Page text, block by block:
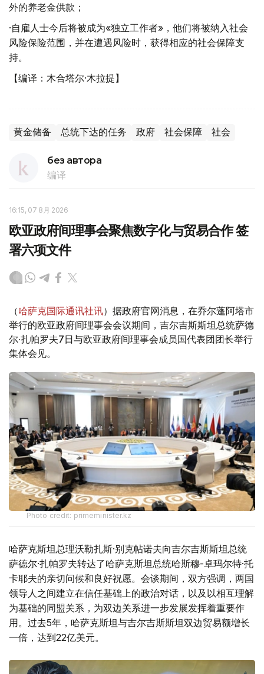
外的养老金供款；
·自雇人士今后将被成为«独立工作者»，他们将被纳入社会
风险保险范围，并在遭遇风险时，获得相应的社会保障支
持。
【编译：木合塔尔·木拉提】
黄金储备 总统下达的任务 政府 社会保障 社会
без автора
编译
16:15, 07 8月 2026
欧亚政府间理事会聚焦数字化与贸易合作 签
署六项文件
（哈萨克国际通讯社讯）据政府官网消息，在乔尔蓬阿塔市
举行的欧亚政府间理事会会议期间，吉尔吉斯斯坦总统萨德
尔·扎帕罗夫7日与欧亚政府间理事会成员国代表团团长举行
集体会见。
Photo credit: primeminister.kz
哈萨克斯坦总理沃勒扎斯·别克帖诺夫向吉尔吉斯斯坦总统
萨德尔·扎帕罗夫转达了哈萨克斯坦总统哈斯穆-卓玛尔特·托
卡耶夫的亲切问候和良好祝愿。会谈期间，双方强调，两国
领导人之间建立在信任基础上的政治对话，以及以相互理解
为基础的同盟关系，为双边关系进一步发展发挥着重要作
用。过去5年，哈萨克斯坦与吉尔吉斯斯坦双边贸易额增长
一倍，达到22亿美元。